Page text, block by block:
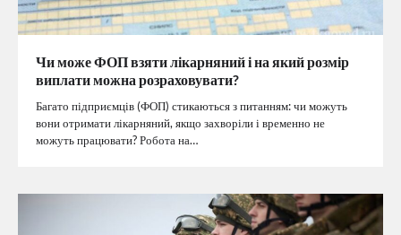
Чи може ФОП взяти лікарняний і на який розмір
виплати можна розраховувати?
Багато підприємців (ФОП) стикаються з питанням: чи можуть
вони отримати лікарняний, якщо захворіли і временно не
можуть працювати? Робота на…